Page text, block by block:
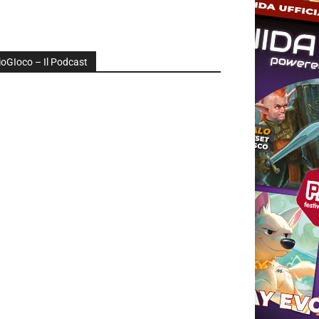
ioGIoco – Il Podcast